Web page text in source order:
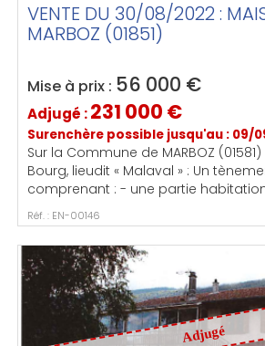
VENTE DU 30/08/2022 :
MARBOZ (01851)
Mise à prix : 56 000 €
Adjugé :231 000 €
Surenchère possible jusqu'au : 09/
Sur la Commune de MARBOZ
Bourg, lieudit « Malaval » : Un
comprenant : - une partie
Réf. : EN-00146
Adjugé